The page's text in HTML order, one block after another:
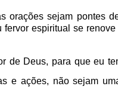
orações sejam pontes
fervor espiritual se renove
de Deus, para que eu
e ações, não sejam